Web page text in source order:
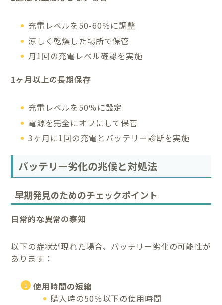
充電レベルを50-60％に調整
涼しく乾燥した場所で保管
月1回の充電レベル確認を実施
1ヶ月以上の長期保存
充電レベルを50％に設定
電源を完全にオフにして保管
3ヶ月に1回の充電とバッテリー診断を実施
バッテリー劣化の兆候と対処法
早期発見のためのチェックポイント
日常的な異常の察知
以下の症状が現れた場合、バッテリー劣化の可能性が
あります：
使用時間の短縮
購入時の50％以下の使用時間